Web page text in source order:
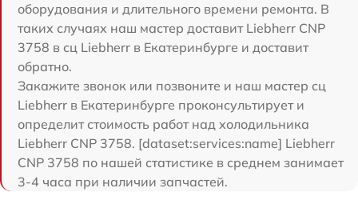
оборудования и длительного времени ремонта. В
таких случаях наш мастер доставит Liebherr CNP
3758 в сц Liebherr в Екатеринбурге и доставит
обратно.
Закажите звонок или позвоните и наш мастер сц
Liebherr в Екатеринбурге проконсультирует и
определит стоимость работ над холодильника
Liebherr CNP 3758. [dataset:services:name] Liebherr
CNP 3758 по нашей статистике в среднем занимает
3-4 часа при наличии запчастей.